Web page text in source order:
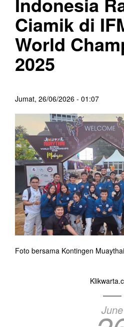
Ciamik di
World
2025
Jumat, 26/06/2026 - 01:07
Foto bersama Kontingen
June